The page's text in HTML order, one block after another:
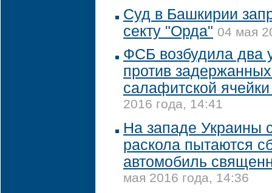
Суд в Башкирии
секту "Орда" 04 мая
ФСБ возбудила два
против
салафитской
2016 года, 14:41
На западе Украины
раскола пытаются
автомобиль
мая 2016 года, 14:36